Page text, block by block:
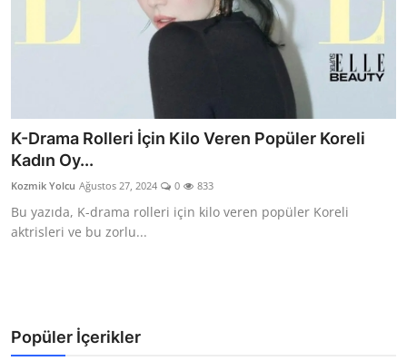
Kore Dünyası
Dizi & Film
Testler
K-Drama Rolleri İçin Kilo Veren Popüler Koreli
Kadın Oy...
Kozmik Yolcu Ağustos 27, 2024 0 833
Bu yazıda, K-drama rolleri için kilo veren popüler Koreli
aktrisleri ve bu zorlu...
Popüler İçerikler